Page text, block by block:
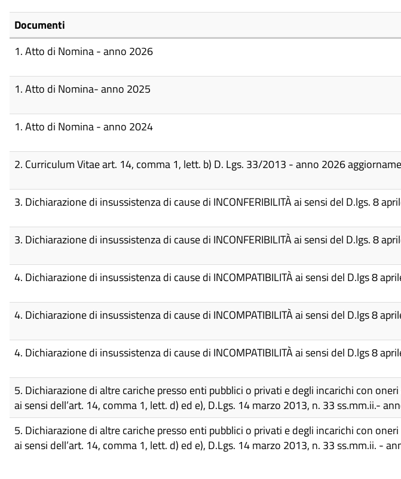
Documenti
1. Atto di Nomina - anno 2026
1. Atto di Nomina- anno 2025
1. Atto di Nomina - anno 2024
2. Curriculum Vitae art. 14, comma 1, lett. b) D. Lgs. 33/2013 - anno 2026
3. Dichiarazione di insussistenza di cause di INCONFERIBILITÀ ai sensi del D.lgs. 8
3. Dichiarazione di insussistenza di cause di INCONFERIBILITÀ ai sensi del D.lgs. 8
4. Dichiarazione di insussistenza di cause di INCOMPATIBILITÀ ai sensi del D.lgs 8
4. Dichiarazione di insussistenza di cause di INCOMPATIBILITÀ ai sensi del D.lgs 8
4. Dichiarazione di insussistenza di cause di INCOMPATIBILITÀ ai sensi del D.lgs 8
5. Dichiarazione di altre cariche presso enti pubblici o privati e degli incarichi con
ai sensi dell’art. 14, comma 1, lett. d) ed e), D.Lgs. 14 marzo 2013, n. 33 ss.mm.ii.-
5. Dichiarazione di altre cariche presso enti pubblici o privati e degli incarichi con
ai sensi dell’art. 14, comma 1, lett. d) ed e), D.Lgs. 14 marzo 2013, n. 33 ss.mm.ii. -